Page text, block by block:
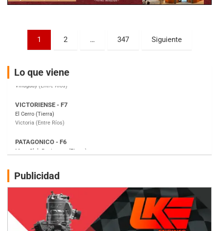
Paginación
entradas
1 2 … 347 Siguiente
Lo que viene
Trenque Lauquen (Buenos Aires)
Villaguay (Entre Ríos)
El Cerro (Tierra)
Victoria (Entre Ríos)
Moto Club Reginense (Tierra)
Gral. E. Godoy (Río Negro)
Juventud Unida (Tierra)
NORESTE SANTAFESINO - F6
Ciudad de Avellaneda (Asfalto)
Avellaneda (Santa Fe)
SUR SANTAFESINO - F4
José Samuel Sánchez (Tierra)
Rufino (Santa Fe)
Publicidad